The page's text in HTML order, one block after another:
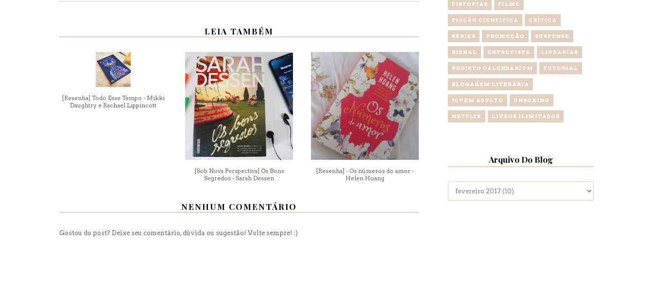
LEIA TAMBÉM
[Resenha] Todo Esse Tempo - Mikki
Daughtry e Rachael Lippincott
[Sob Nova Perspectiva] Os Bons
Segredos - Sarah Dessen
[Resenha] - Os números do amor -
Helen Hoang
NENHUM COMENTÁRIO
Gostou do post? Deixe seu comentário, dúvida ou sugestão! Volte sempre! :)
DISTOPIAS FILME
FICÇÃO CIENTÍFICA CRÍTICA
SÉRIES PROMOÇÃO SUSPENSE
BIENAL ENTREVISTA LIVRARIAS
PROJETO CALENDARIUM TUTORIAL
BLOGAGEM LITERÁRIA
JOVEM ADULTO UNBOXING
NETFLIX LIVROS ILIMITADOS
Arquivo Do Blog